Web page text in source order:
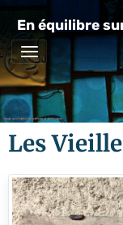
En équilibre
Les